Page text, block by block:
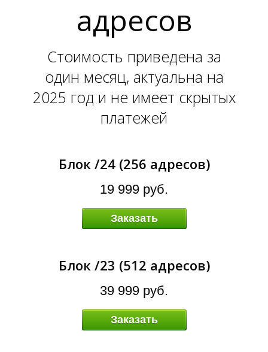
А
адресов
Стоимость приведена за
один месяц, актуальна на
2025 год и не имеет скрытых
платежей
Блок /24 (256 адресов)
19 999 руб.
Заказать
Блок /23 (512 адресов)
39 999 руб.
Заказать